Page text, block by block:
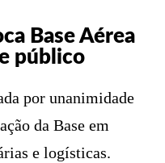
Base Aérea
público
por unanimidade
da Base em
e logísticas.